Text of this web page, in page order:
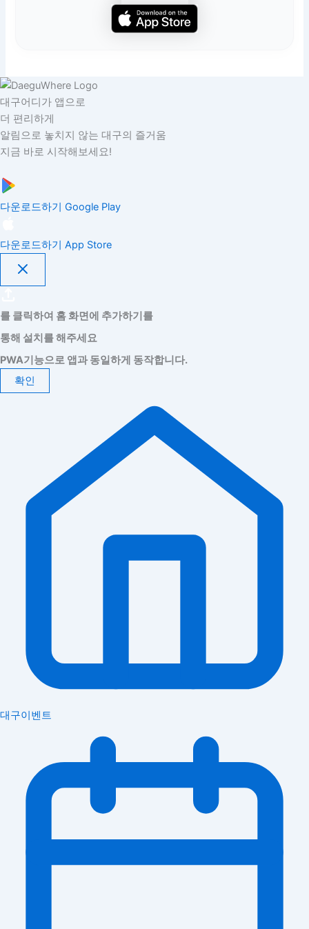
대구어디가 앱으로
더 편리하게
알림으로 놓치지 않는 대구의 즐거움
지금 바로 시작해보세요!
다운로드하기 Google Play
다운로드하기 App Store
를 클릭하여 홈 화면에 추가하기를
통해 설치를 해주세요
PWA기능으로 앱과 동일하게 동작합니다.
확인
대구이벤트